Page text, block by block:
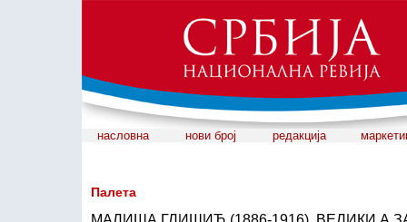
насловна нови број редакција
Палета